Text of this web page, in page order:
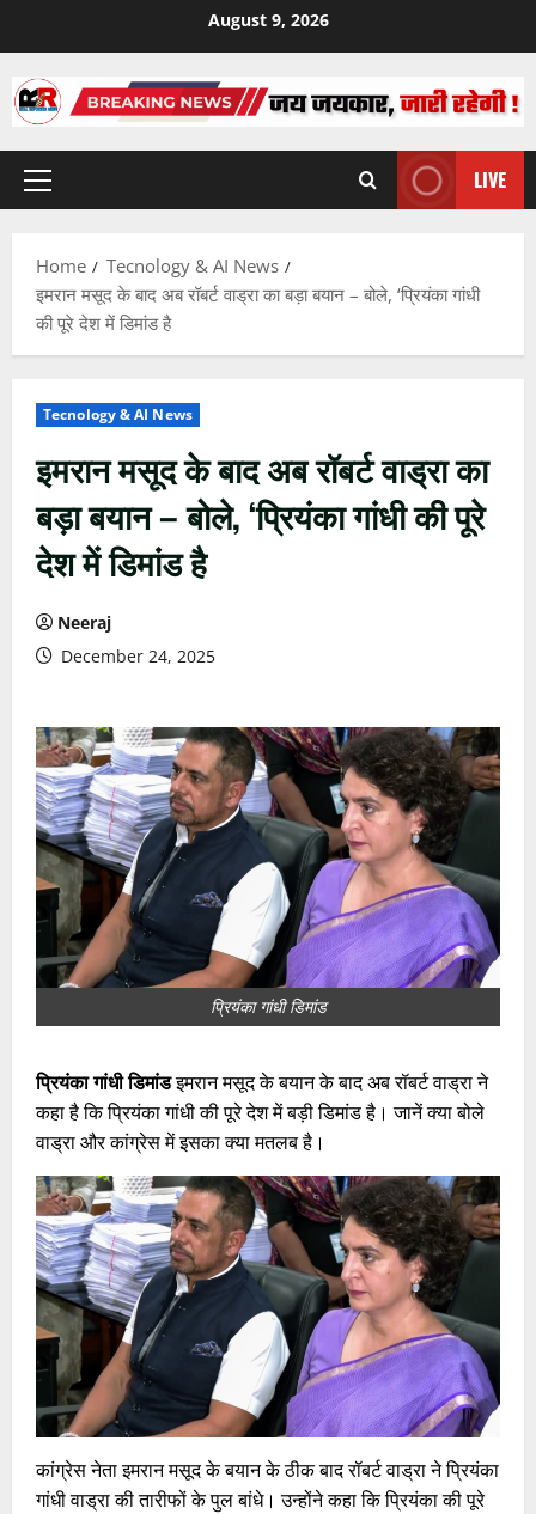
content
August 9, 2026
Primary
LIVE
Home
Tecnology & AI News
इमरान मसूद के बाद अब रॉबर्ट वाड्रा का बड़ा बयान – बोले, ‘प्रियंका गांधी
की पूरे देश में डिमांड है
Tecnology & AI News
इमरान मसूद के बाद अब रॉबर्ट वाड्रा का
बड़ा बयान – बोले, ‘प्रियंका गांधी की पूरे
देश में डिमांड है
Neeraj
December 24, 2025
प्रियंका गांधी डिमांड
प्रियंका गांधी डिमांडइमरान मसूद के बयान के बाद अब रॉबर्ट वाड्रा ने
कहा है कि प्रियंका गांधी की पूरे देश में बड़ी डिमांड है। जानें क्या बोले
वाड्रा और कांग्रेस में इसका क्या मतलब है।
कांग्रेस नेता इमरान मसूद के बयान के ठीक बाद रॉबर्ट वाड्रा ने प्रियंका
गांधी वाड्रा की तारीफों के पुल बांधे। उन्होंने कहा कि प्रियंका की पूरे